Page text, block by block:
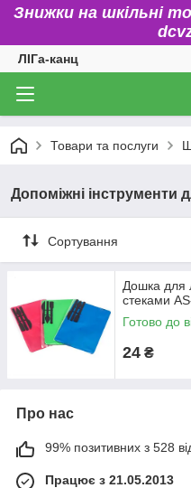
Знижки на шкільні
ЛІГа-канц
Товари та послуги
Допоміжні інструменти
Сортування
Дошка для
стеками
Готово до
24 ₴
Про нас
99% позитивних з 528
Працює з 21.05.2013